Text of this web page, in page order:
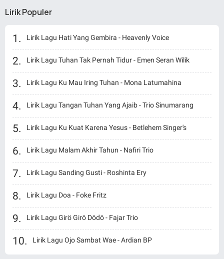
Lirik Populer
Lirik Lagu Hati Yang Gembira - Heavenly Voice
Lirik Lagu Tuhan Tak Pernah Tidur - Emen Seran Wilik
Lirik Lagu Ku Mau Iring Tuhan - Mona Latumahina
Lirik Lagu Tangan Tuhan Yang Ajaib - Trio Sinumarang
Lirik Lagu Ku Kuat Karena Yesus - Betlehem Singer's
Lirik Lagu Malam Akhir Tahun - Nafiri Trio
Lirik Lagu Sanding Gusti - Roshinta Ery
Lirik Lagu Doa - Foke Fritz
Lirik Lagu Girö Girö Dödö - Fajar Trio
Lirik Lagu Ojo Sambat Wae - Ardian BP